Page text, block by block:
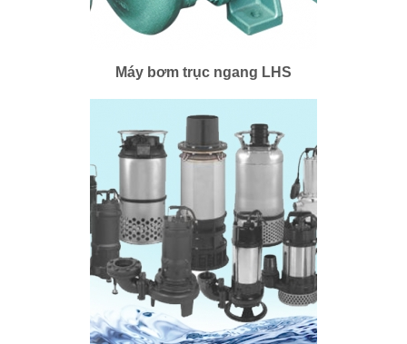
Máy bơm trục ngang LHS
Máy bơm trục ngang LHS